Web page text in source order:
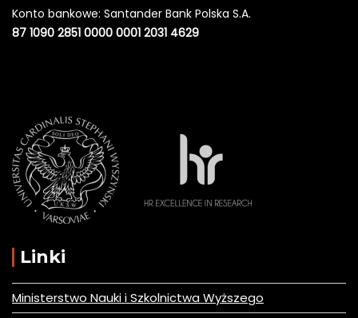
Konto bankowe: Santander Bank Polska S.A.
87 1090 2851 0000 0001 2031 4629
Linki
Ministerstwo Nauki i Szkolnictwa Wyższego